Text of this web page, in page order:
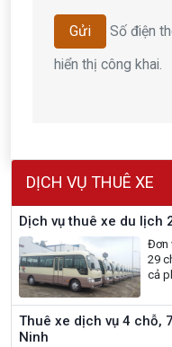
Gửi
Số điện
hiển thị công khai.
DỊCH VỤ THUÊ XE
Dịch vụ thuê xe du lịch
Đơn
29
cả
Thuê xe dịch vụ 4 chỗ,
Ninh